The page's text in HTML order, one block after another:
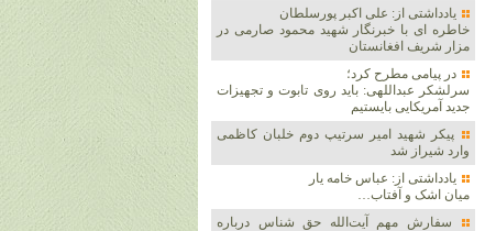
یادداشتی از: علی اکبر پورسلطان
خاطره ای با خبرنگار شهید محمود صارمی در
مزار شریف افغانستان
در پیامی مطرح کرد؛
سرلشکر عبداللهی: باید روی تابوت و تجهیزات
جدید آمریکایی بایستیم
پیکر شهید امیر سرتیپ دوم خلبان کاظمی
وارد شیراز شد
یادداشتی از: عباس خامه یار
میان اشک و آفتاب…
سفارش مهم آیت‌الله حق شناس درباره